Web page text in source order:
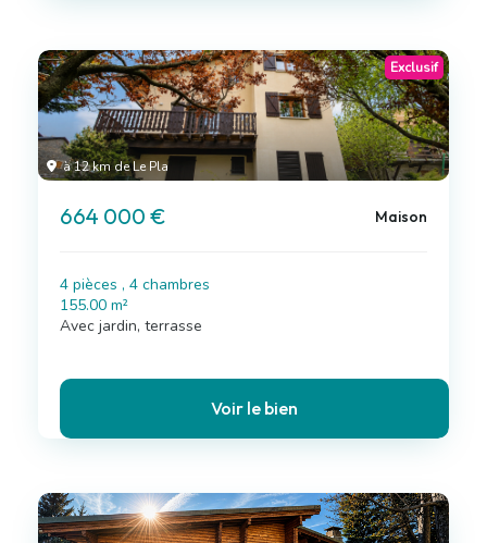
à 12 km de Le Pla
Exclusif
664 000 € Maison
4 pièces , 4 chambres
155.00 m²
Avec jardin, terrasse
Voir le bien